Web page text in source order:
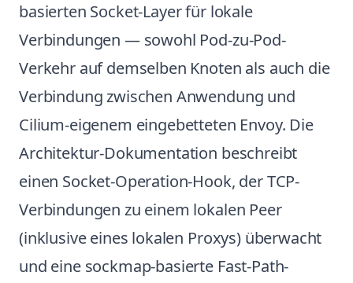
basierten Socket-Layer für lokale
Verbindungen — sowohl Pod-zu-Pod-
Verkehr auf demselben Knoten als auch die
Verbindung zwischen Anwendung und
Cilium-eigenem eingebetteten Envoy. Die
Architektur-Dokumentation beschreibt
einen Socket-Operation-Hook, der TCP-
Verbindungen zu einem lokalen Peer
(inklusive eines lokalen Proxys) überwacht
und eine sockmap-basierte Fast-Path-